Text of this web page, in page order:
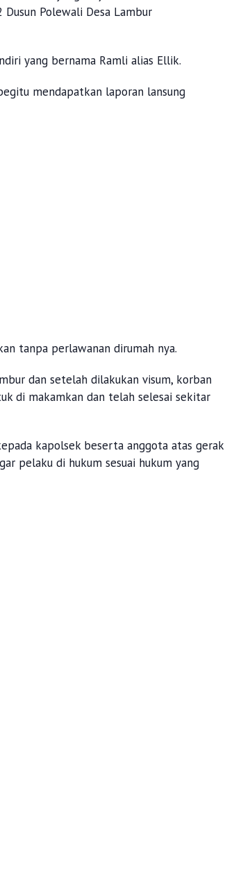
Polewali Desa Lambur
yang bernama Ramli alias Ellik.
mendapatkan laporan lansung
tanpa perlawanan dirumah nya.
dan setelah dilakukan visum, korban
di makamkan dan telah selesai sekitar
kapolsek beserta anggota atas gerak
pelaku di hukum sesuai hukum yang